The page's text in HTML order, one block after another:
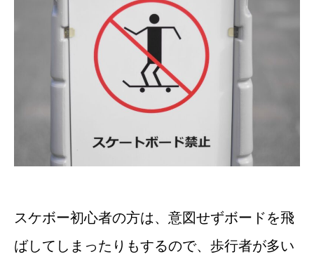
スケボー初心者の方は、意図せずボードを飛
ばしてしまったりもするので、歩行者が多い